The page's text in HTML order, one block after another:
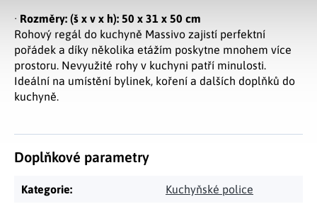
· Rozměry: (š x v x h): 50 x 31 x 50 cm
Rohový regál do kuchyně Massivo zajistí perfektní
pořádek a díky několika etážím poskytne mnohem více
prostoru. Nevyužité rohy v kuchyni patří minulosti.
Ideální na umístění bylinek, koření a dalších doplňků do
kuchyně.
Doplňkové parametry
Kategorie: Kuchyňské police